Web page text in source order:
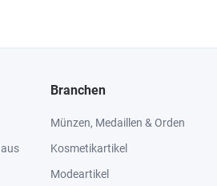
Branchen
Münzen, Medaillen & Orden
Kosmetikartikel
Modeartikel